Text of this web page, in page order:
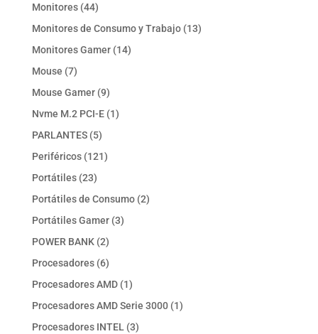
Monitores 4444
productos
Monitores de Consumo y Trabajo 1313
Monitores Gamer 1414
Mouse 77
productos
Mouse Gamer 99
productos
Nvme M.2 PCI-E 11
PARLANTES 55
productos
Periféricos 121121
Portátiles 2323
productos
Portátiles de Consumo 22
Portátiles Gamer 33
POWER BANK 22
productos
Procesadores 66
productos
Procesadores AMD 11
producto
Procesadores AMD Serie 3000 11
Procesadores INTEL 33